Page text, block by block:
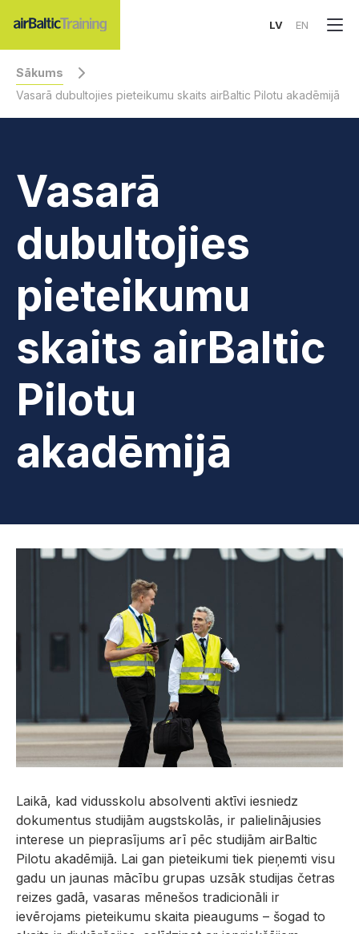
LV EN
Sākums
Vasarā dubultojies pieteikumu skaits airBaltic Pilotu akadēmijā
Vasarā
dubultojies
pieteikumu
skaits airBaltic
Pilotu
akadēmijā
Laikā, kad vidusskolu absolventi aktīvi iesniedz
dokumentus studijām augstskolās, ir palielinājusies
interese un pieprasījums arī pēc studijām airBaltic
Pilotu akadēmijā. Lai gan pieteikumi tiek pieņemti visu
gadu un jaunas mācību grupas uzsāk studijas četras
reizes gadā, vasaras mēnešos tradicionāli ir
ievērojams pieteikumu skaita pieaugums – šogad to